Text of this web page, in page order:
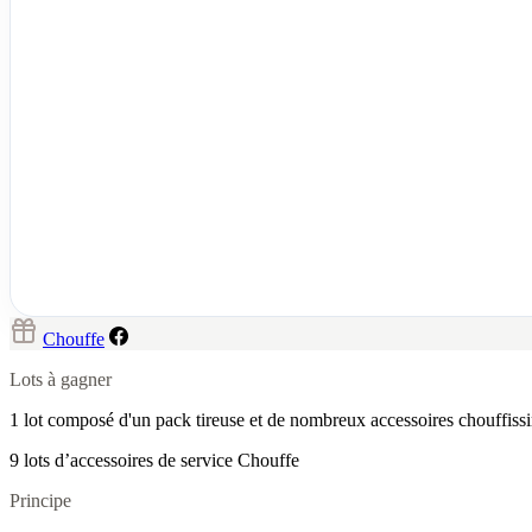
Chouffe
Lots à gagner
1 lot composé d'un pack tireuse et de nombreux accessoires
9 lots d’accessoires de service Chouffe
Principe